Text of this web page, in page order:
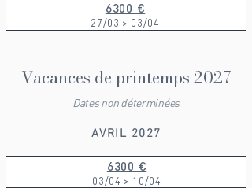
6300 €
27/03 > 03/04
Vacances de printemps 2027
Dates non déterminées
AVRIL 2027
6300 €
03/04 > 10/04